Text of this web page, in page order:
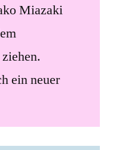
Miazaki
ein neuer